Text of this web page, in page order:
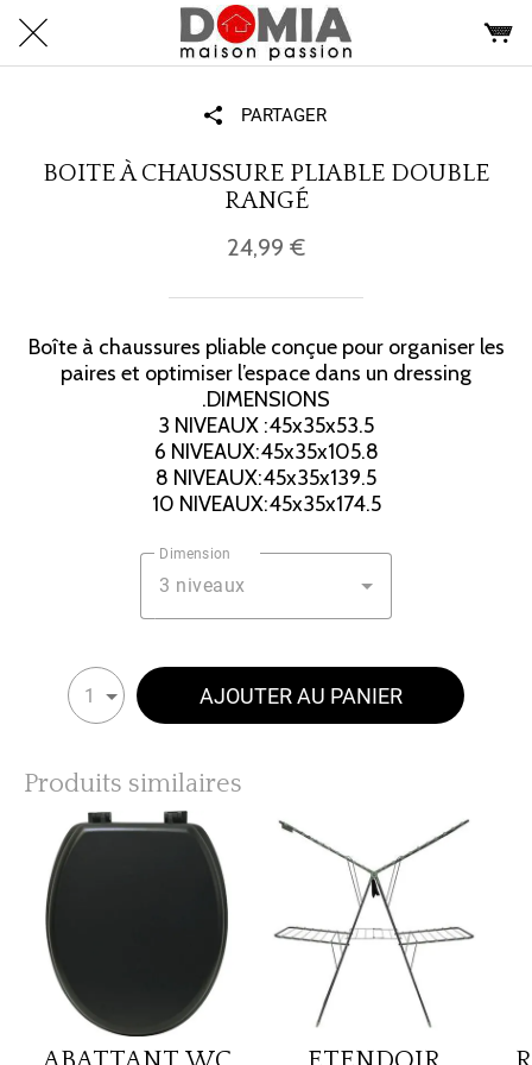
PARTAGER
BOITE À CHAUSSURE PLIABLE DOUBLE
RANGÉ
24,99 €
Boîte à chaussures pliable conçue pour organiser les
paires et optimiser l’espace dans un dressing
.DIMENSIONS
3 NIVEAUX :45x35x53.5
6 NIVEAUX:45x35x105.8
8 NIVEAUX:45x35x139.5
10 NIVEAUX:45x35x174.5
Dimension
3 niveaux
1 AJOUTER AU PANIER
Produits similaires